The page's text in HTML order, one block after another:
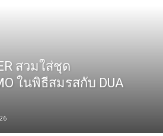
สวมใส่ชุด
ในพิธีสมรสกับ DUA